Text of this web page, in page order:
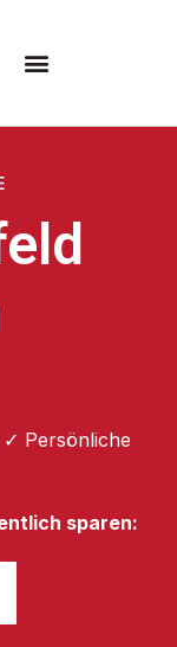
Persönliche
sparen: